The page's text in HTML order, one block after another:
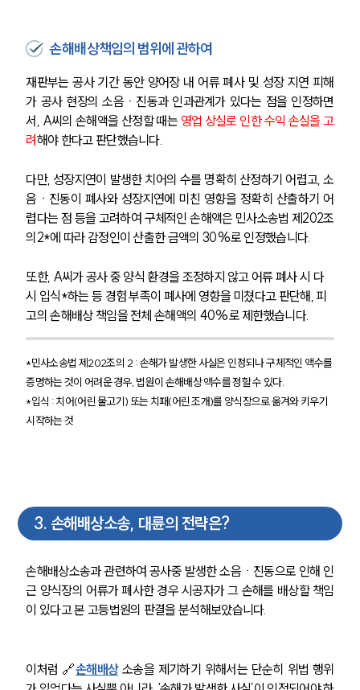
손해배상책임의 범위에 관하여
재판부는 공사 기간 동안 양어장 내 어류 폐사 및 성장 지연 피해
가 공사 현장의 소음ㆍ진동과 인과관계가 있다는 점을 인정하면
서, A씨의 손해액을 산정할 때는 영업 상실로 인한 수익 손실을 고
려해야 한다고 판단했습니다.
다만, 성장지연이 발생한 치어의 수를 명확히 산정하기 어렵고, 소
음ㆍ진동이 폐사와 성장지연에 미친 영향을 정확히 산출하기 어
렵다는 점 등을 고려하여 구체적인 손해액은 민사소송법 제202조
의2*에 따라 감정인이 산출한 금액의 30%로 인정했습니다.
또한, A씨가 공사 중 양식 환경을 조정하지 않고 어류 폐사 시 다
시 입식*하는 등 경험 부족이 폐사에 영향을 미쳤다고 판단해, 피
고의 손해배상 책임을 전체 손해액의 40%로 제한했습니다.
*민사소송법 제202조의 2 : 손해가 발생한 사실은 인정되나 구체적인 액수를
증명하는 것이 어려운 경우, 법원이 손해배상 액수를 정할 수 있다.
*입식 : 치어(어린 물고기) 또는 치패(어린 조개)를 양식장으로 옮겨와 키우기
시작하는 것
3. 손해배상소송, 대륜의 전략은?
손해배상소송과 관련하여 공사중 발생한 소음ㆍ진동으로 인해 인
근 양식장의 어류가 폐사한 경우 시공자가 그 손해를 배상할 책임
이 있다고 본 고등법원의 판결을 분석해보았습니다.
이처럼 🔗손해배상 소송을 제기하기 위해서는 단순히 위법 행위